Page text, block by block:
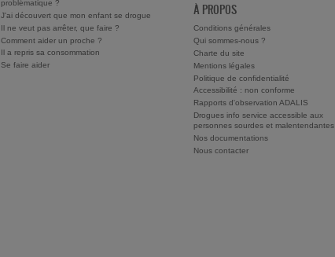
problématique ?
J'ai découvert que mon enfant se drogue
Il ne veut pas arrêter, que faire ?
Comment aider un proche ?
Il a repris sa consommation
Se faire aider
À PROPOS
Conditions générales
Qui sommes-nous ?
Charte du site
Mentions légales
Politique de confidentialité
Accessibilité : non conforme
Rapports d'observation ADALIS
Drogues info service accessible aux
personnes sourdes et malentendantes
Nos documentations
Nous contacter